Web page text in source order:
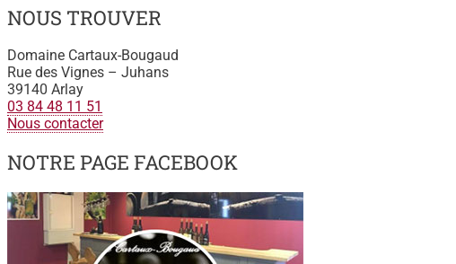
NOUS TROUVER
Domaine Cartaux-Bougaud
Rue des Vignes – Juhans
39140 Arlay
03 84 48 11 51
Nous contacter
NOTRE PAGE FACEBOOK